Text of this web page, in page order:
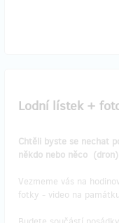
Lodní lístek +
Chtěli byste se nechat
někdo nebo něco
Vezmeme vás na
fotky - video na